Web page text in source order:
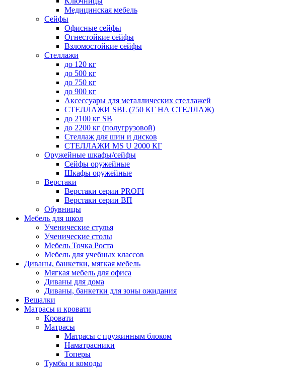
Медицинская мебель
Сейфы
Офисные сейфы
Огнестойкие сейфы
Взломостойкие сейфы
Стеллажи
до 120 кг
до 500 кг
до 750 кг
до 900 кг
Аксессуары для металлических стеллажей
СТЕЛЛАЖИ SBL (750 КГ НА СТЕЛЛАЖ)
до 2100 кг SB
до 2200 кг (полугрузовой)
Стеллаж для шин и дисков
СТЕЛЛАЖИ MS U 2000 КГ
Оружейные шкафы/сейфы
Сейфы оружейные
Шкафы оружейные
Верстаки
Верстаки серии PROFI
Верстаки серии ВП
Обувницы
Мебель для школ
Ученические стулья
Ученические столы
Мебель Точка Роста
Мебель для учебных классов
Диваны, банкетки, мягкая мебель
Мягкая мебель для офиса
Диваны для дома
Диваны, банкетки для зоны ожидания
Вешалки
Матрасы и кровати
Кровати
Матрасы
Матрасы с пружинным блоком
Наматрасники
Топеры
Тумбы и комоды